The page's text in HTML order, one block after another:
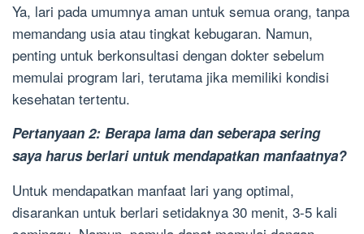
Ya, lari pada umumnya aman untuk semua orang, tanpa
memandang usia atau tingkat kebugaran. Namun,
penting untuk berkonsultasi dengan dokter sebelum
memulai program lari, terutama jika memiliki kondisi
kesehatan tertentu.
Pertanyaan 2: Berapa lama dan seberapa sering
saya harus berlari untuk mendapatkan manfaatnya?
Untuk mendapatkan manfaat lari yang optimal,
disarankan untuk berlari setidaknya 30 menit, 3-5 kali